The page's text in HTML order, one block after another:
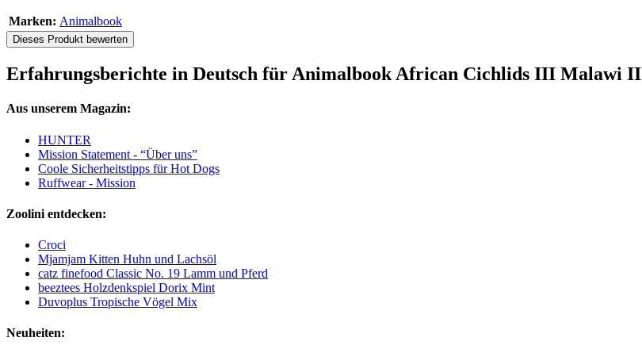
Marken: Animalbook
Dieses Produkt bewerten
Erfahrungsberichte in Deutsch für Animalbook African Cichlids III Malawi II
Aus unserem Magazin:
HUNTER
Mission Statement - “Über uns”
Coole Sicherheitstipps für Hot Dogs
Ruffwear - Mission
Zoolini entdecken:
Croci
Mjamjam Kitten Huhn und Lachsöl
catz finefood Classic No. 19 Lamm und Pferd
beeztees Holzdenkspiel Dorix Mint
Duvoplus Tropische Vögel Mix
Neuheiten: